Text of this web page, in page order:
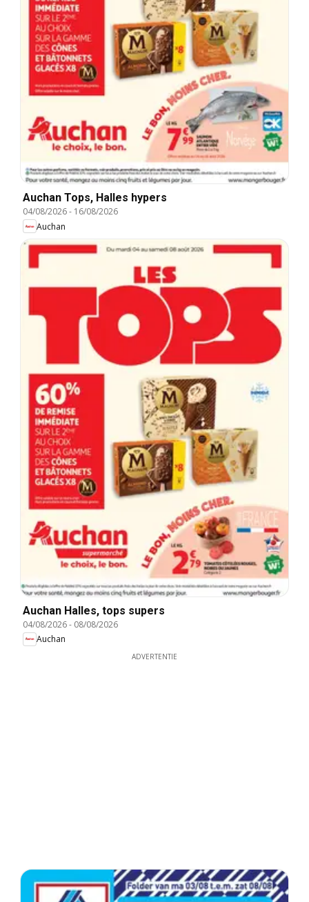
Auchan Tops, Halles hypers
04/08/2026- 16/08/2026
Auchan
Auchan Halles, tops supers
04/08/2026- 08/08/2026
Auchan
ADVERTENTIE